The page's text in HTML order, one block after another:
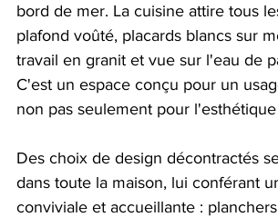
bord de mer. La cuisine attire tous
plafond voûté, placards blancs sur
travail en granit et vue sur l'eau de
C'est un espace conçu pour un
non pas seulement pour
Des choix de design décontractés
dans toute la maison, lui conférant
conviviale et accueillante :